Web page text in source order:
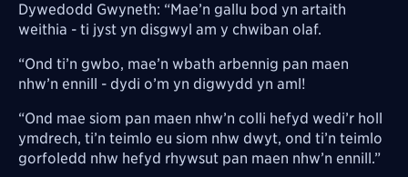
Dywedodd Gwyneth: “Mae’n gallu bod yn artaith
weithia - ti jyst yn disgwyl am y chwiban olaf.
“Ond ti’n gwbo, mae’n wbath arbennig pan maen
nhw’n ennill - dydi o’m yn digwydd yn aml!
“Ond mae siom pan maen nhw’n colli hefyd wedi’r holl
ymdrech, ti’n teimlo eu siom nhw dwyt, ond ti’n teimlo
gorfoledd nhw hefyd rhywsut pan maen nhw’n ennill.”